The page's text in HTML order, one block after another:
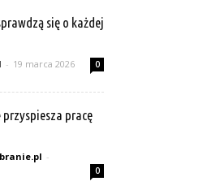
się o każdej
- 19 marca 2026 0
pracę
-
0